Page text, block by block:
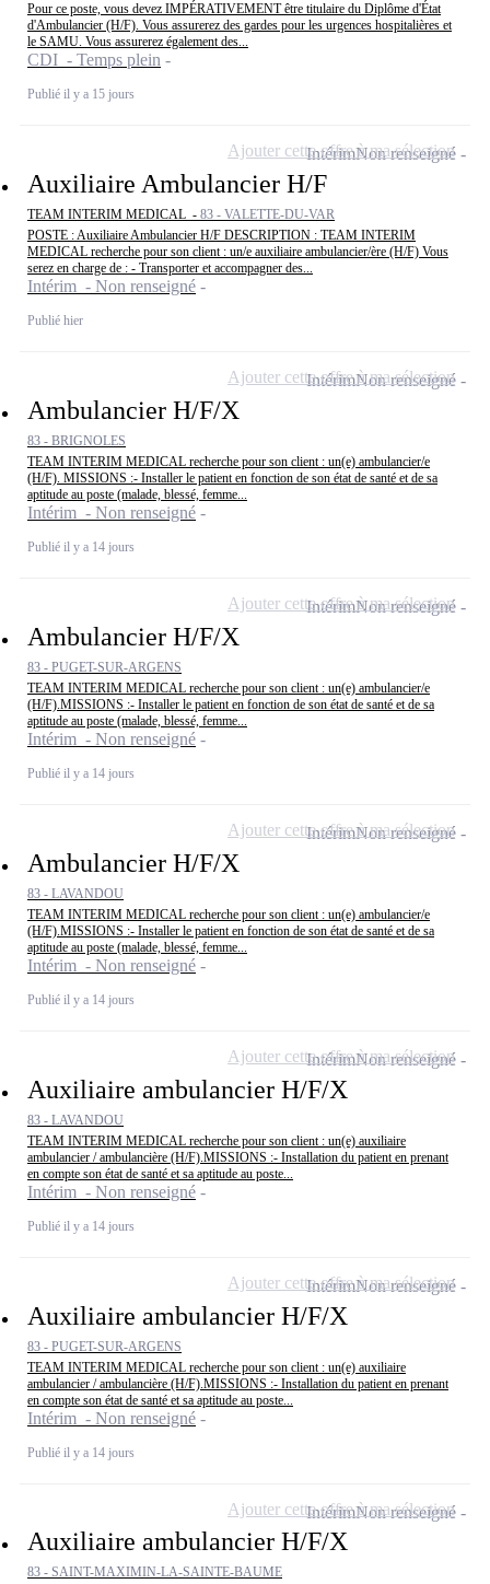
Pour ce poste, vous devez IMPÉRATIVEMENT être titulaire du Diplôme d'État
d'Ambulancier (H/F). Vous assurerez des gardes pour les urgences hospitalières et
le SAMU. Vous assurerez également des...
CDI - Temps plein
Publié il y a 15 jours
Auxiliaire Ambulancier H/F
TEAM INTERIM MEDICAL - 83 - VALETTE-DU-VAR
POSTE : Auxiliaire Ambulancier H/F DESCRIPTION : TEAM INTERIM
MEDICAL recherche pour son client : un/e auxiliaire ambulancier/ère (H/F) Vous
serez en charge de : - Transporter et accompagner des...
Intérim - Non renseigné
Publié hier
IntérimNon renseigné
Ajouter cette offre à ma sélection
Ambulancier H/F/X
83 - BRIGNOLES
TEAM INTERIM MEDICAL recherche pour son client : un(e) ambulancier/e
(H/F). MISSIONS :- Installer le patient en fonction de son état de santé et de sa
aptitude au poste (malade, blessé, femme...
Intérim - Non renseigné
Publié il y a 14 jours
IntérimNon renseigné
Ajouter cette offre à ma sélection
Ambulancier H/F/X
83 - PUGET-SUR-ARGENS
TEAM INTERIM MEDICAL recherche pour son client : un(e) ambulancier/e
(H/F).MISSIONS :- Installer le patient en fonction de son état de santé et de sa
aptitude au poste (malade, blessé, femme...
Intérim - Non renseigné
Publié il y a 14 jours
IntérimNon renseigné
Ajouter cette offre à ma sélection
Ambulancier H/F/X
83 - LAVANDOU
TEAM INTERIM MEDICAL recherche pour son client : un(e) ambulancier/e
(H/F).MISSIONS :- Installer le patient en fonction de son état de santé et de sa
aptitude au poste (malade, blessé, femme...
Intérim - Non renseigné
Publié il y a 14 jours
IntérimNon renseigné
Ajouter cette offre à ma sélection
Auxiliaire ambulancier H/F/X
83 - LAVANDOU
TEAM INTERIM MEDICAL recherche pour son client : un(e) auxiliaire
ambulancier / ambulancière (H/F).MISSIONS :- Installation du patient en prenant
en compte son état de santé et sa aptitude au poste...
Intérim - Non renseigné
Publié il y a 14 jours
IntérimNon renseigné
Ajouter cette offre à ma sélection
Auxiliaire ambulancier H/F/X
83 - PUGET-SUR-ARGENS
TEAM INTERIM MEDICAL recherche pour son client : un(e) auxiliaire
ambulancier / ambulancière (H/F).MISSIONS :- Installation du patient en prenant
en compte son état de santé et sa aptitude au poste...
Intérim - Non renseigné
Publié il y a 14 jours
IntérimNon renseigné
Ajouter cette offre à ma sélection
Auxiliaire ambulancier H/F/X
83 - SAINT-MAXIMIN-LA-SAINTE-BAUME
IntérimNon renseigné
Ajouter cette offre à ma sélection